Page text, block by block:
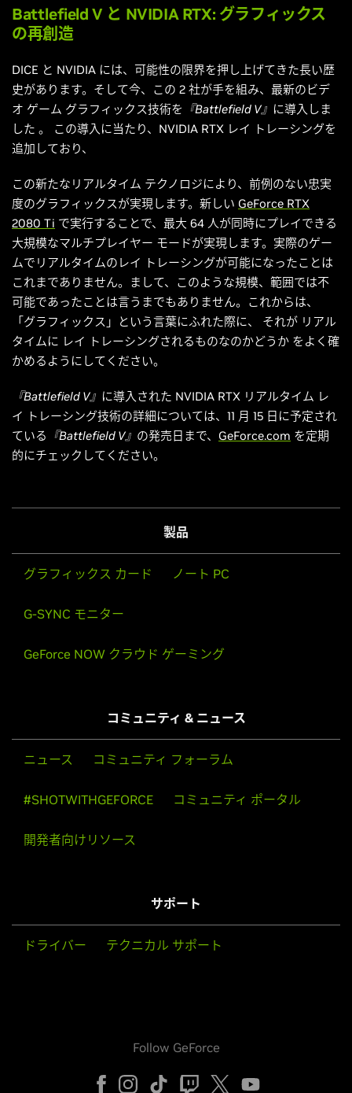
Battlefield V と NVIDIA RTX: グラフィックス
の再創造
DICE と NVIDIA には、可能性の限界を押し上げてきた長い歴
史があります。そして今、この 2 社が手を組み、最新のビデ
オ ゲーム グラフィックス技術を 『Battlefield V』 に導入しま
した 。
この導入に当たり、NVIDIA RTX レイ トレーシングを
追加しており、
この新たなリアルタイム テクノロジにより、前例のない忠実
度のグラフィックスが実現します。新しい GeForce RTX
2080 Ti で実行することで、最大 64 人が同時にプレイできる
大規模なマルチプレイヤー モードが実現します。実際のゲー
ムでリアルタイムのレイ トレーシングが可能になったことは
これまでありません。まして、このような規模、範囲では不
可能であったことは言うまでもありません。これからは、
「グラフィックス」という言葉にふれた際に、 それが リアル
タイムに レイ トレーシングされるものなのかどうか をよく確
かめるようにしてください。
『Battlefield V』 に導入された NVIDIA RTX リアルタイム レ
イ トレーシング技術の詳細については、11 月 15 日に予定され
ている 『Battlefield V』 の発売日まで、 GeForce.com を定期
的にチェックしてください。
製品
グラフィックス カード ノート PC
G-SYNC モニター
GeForce NOW クラウド ゲーミング
コミュニティ & ニュース
ニュース コミュニティ フォーラム
#SHOTWITHGEFORCE コミュニティ ポータル
開発者向けリソース
サポート
ドライバー テクニカル サポート
Follow GeForce